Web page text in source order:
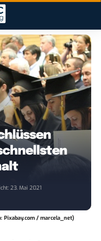
23. Mai 2021
Pixabay.com / marcela_net)